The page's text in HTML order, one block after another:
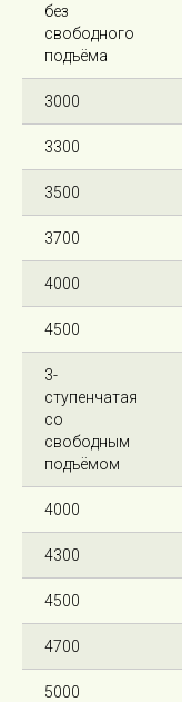
без
свободного
подъёма
3000
3300
3500
3700
4000
4500
3-
ступенчатая
со
свободным
подъёмом
4000
4300
4500
4700
5000